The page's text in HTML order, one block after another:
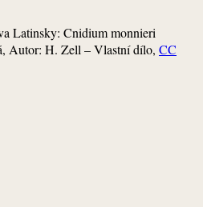
Latinsky: Cnidium monnieri
Autor: H. Zell –Vlastní dílo, CC